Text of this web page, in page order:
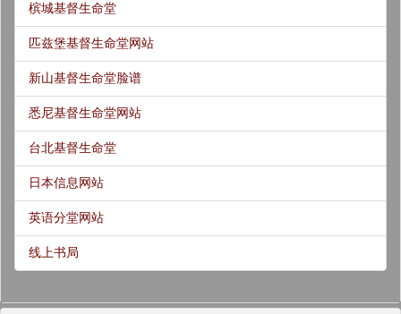
槟城基督生命堂
匹兹堡基督生命堂网站
新山基督生命堂脸谱
悉尼基督生命堂网站
台北基督生命堂
日本信息网站
英语分堂网站
线上书局